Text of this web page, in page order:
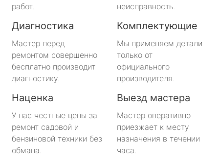
работ.
неисправность.
Диагностика
Мастер перед
ремонтом совершенно
бесплатно производит
диагностику.
Комплектующие
Мы применяем детали
только от
официального
производителя.
Наценка
У нас честные цены за
ремонт садовой и
бензиновой техники без
обмана.
Выезд мастера
Мастер оперативно
приезжает к месту
назначения в течении
часа.